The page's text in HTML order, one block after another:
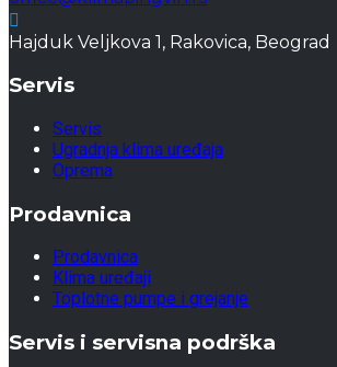
Hajduk Veljkova 1, Rakovica, Beograd
Servis
Servis
Ugradnja klima uređaja
Oprema
Prodavnica
Prodavnica
Klima uređaji
Toplotne pumpe i grejanje
Servis i servisna podrška